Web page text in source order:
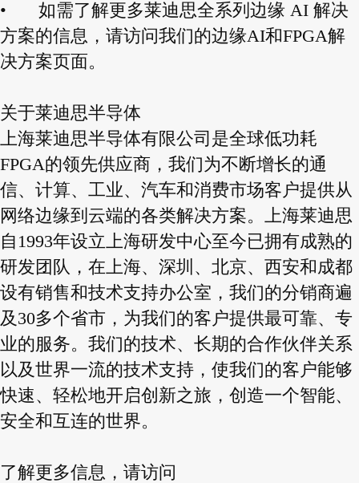
•
如需了解更多莱迪思全系列边缘 AI 解决
方案的信息，请访问我们的边缘AI和FPGA解
决方案页面。
关于莱迪思半导体
上海莱迪思半导体有限公司是全球低功耗
FPGA的领先供应商，我们为不断增长的通
信、计算、工业、汽车和消费市场客户提供从
网络边缘到云端的各类解决方案。上海莱迪思
自1993年设立上海研发中心至今已拥有成熟的
研发团队，在上海、深圳、北京、西安和成都
设有销售和技术支持办公室，我们的分销商遍
及30多个省市，为我们的客户提供最可靠、专
业的服务。我们的技术、长期的合作伙伴关系
以及世界一流的技术支持，使我们的客户能够
快速、轻松地开启创新之旅，创造一个智能、
安全和互连的世界。
了解更多信息，请访问